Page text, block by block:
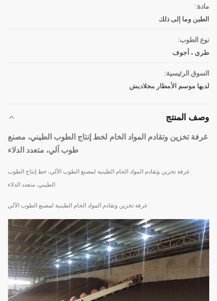
مادة:
الطين وما إلى ذلك
نوع الطوب:
طري ، أجوف
السوق الرئيسية:
لديها موسم الأمطار بنجلاديش
وصف المنتج
غرفة تخزين وتقادم المواد الخام لخط إنتاج الطوب الطيني، مصنع
طوب آلي، متعدد الدلاء
غرفة تخزين وتقادم المواد الخام الطينية لمصنع الطوب الآلي، خط إنتاج الطوب
الطيني، متعدد الدلاء
غرفة تخزين وتقادم المواد الخام الطينية لمصنع الطوب الآلي